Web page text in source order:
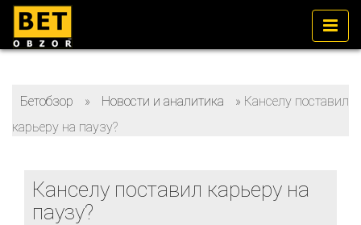
Бетобзор » Новости и аналитика » Канселу поставил
карьеру на паузу?
Канселу поставил карьеру на
паузу?